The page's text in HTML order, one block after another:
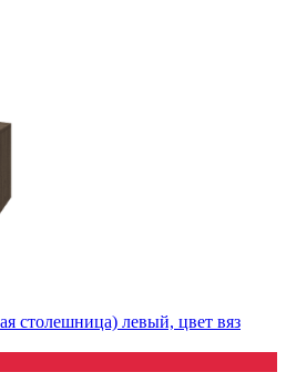
столешница) левый, цвет вяз